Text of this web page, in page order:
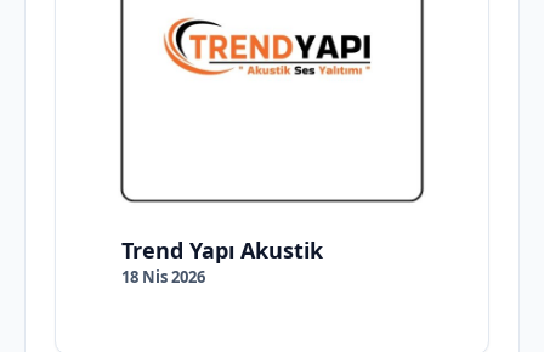
Trend Yapı Akustik
18 Nis 2026